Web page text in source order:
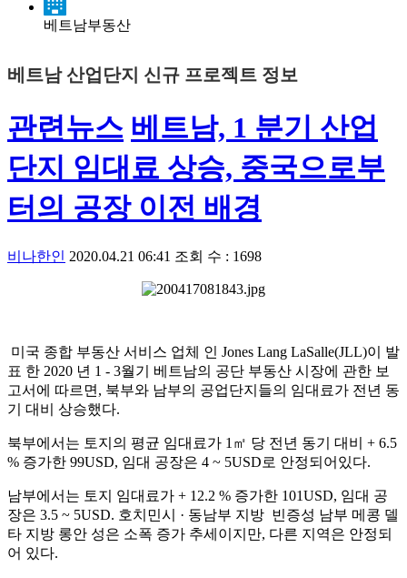
베트남부동산
베트남 산업단지 신규 프로젝트 정보
관련뉴스 베트남, 1 분기 산업
단지 임대료 상승, 중국으로부
터의 공장 이전 배경
비나한인 2020.04.21 06:41 조회 수 : 1698
미국 종합 부동산 서비스 업체 인 Jones Lang LaSalle(JLL)이 발
표 한 2020 년 1 - 3월기 베트남의 공단 부동산 시장에 관한 보
고서에 따르면, 북부와 남부의 공업단지들의 임대료가 전년 동
기 대비 상승했다.
북부에서는 토지의 평균 임대료가 1㎡ 당 전년 동기 대비 + 6.5
% 증가한 99USD, 임대 공장은 4 ~ 5USD로 안정되어있다.
남부에서는 토지 임대료가 + 12.2 % 증가한 101USD, 임대 공
장은 3.5 ~ 5USD. 호치민시 · 동남부 지방 빈증성 남부 메콩 델
타 지방 롱안 성은 소폭 증가 추세이지만, 다른 지역은 안정되
어 있다.